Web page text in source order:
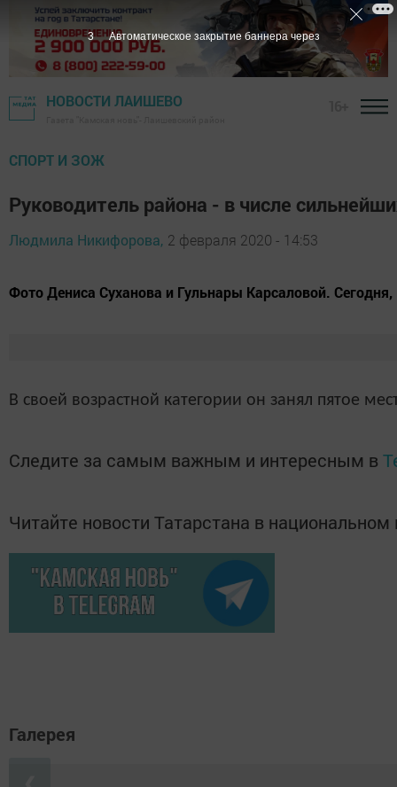
НОВОСТИ ЛАИШЕВО
СПОРТ И ЗОЖ
Руководитель района - в числе
Людмила Никифорова, 2 февраля 2020 - 14:53
Фото Дениса Суханова и Гульнары Карсаловой.
В своей возрастной категории он занял пятое
Следите за самым важным и интересным в
Читайте новости Татарстана в
Галерея
2 Автоматическое закрытие баннера через